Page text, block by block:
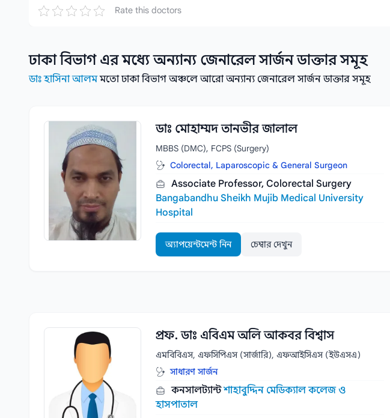
Rate this doctors
ঢাকা বিভাগ এর মধ্যে অন্যান্য জেনারেল সার্জন ডাক্তার সমূহ
ডাঃ হাসিনা আলমমতো ঢাকা বিভাগ অঞ্চলে আরো অন্যান্য জেনারেল সার্জন ডাক্তার সমূহ
ডাঃ মোহাম্মদ তানভীর জালাল
MBBS (DMC), FCPS (Surgery)
Colorectal, Laparoscopic & General Surgeon
Associate Professor, Colorectal Surgery
Bangabandhu Sheikh Mujib Medical University
Hospital
অ্যাপয়েন্টমেন্ট নিন চেম্বার দেখুন
প্রফ. ডাঃ এবিএম অলি আকবর বিশ্বাস
এমবিবিএস, এফসিপিএস (সার্জারি), এফআইসিএস (ইউএসএ)
সাধারণ সার্জন
কনসালট্যান্টশাহাবুদ্দিন মেডিক্যাল কলেজ ও
হাসপাতাল